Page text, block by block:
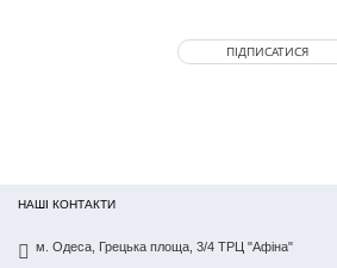
ПІДПИСАТИСЯ
НАШІ КОНТАКТИ
м. Одеса, Грецька площа, 3/4 ТРЦ "Афіна"